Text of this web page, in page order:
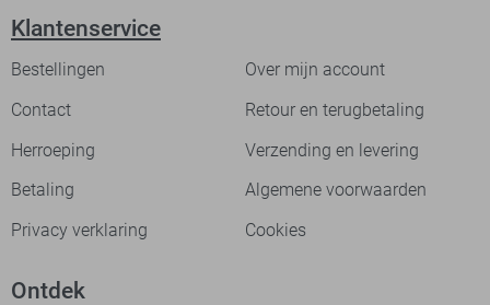
Klantenservice
Bestellingen
Over mijn account
Contact
Retour en terugbetaling
Herroeping
Verzending en levering
Betaling
Algemene voorwaarden
Privacy verklaring
Cookies
Ontdek